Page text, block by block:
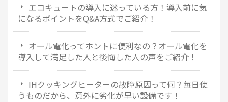
エコキュートの導入に迷っている方！導入前に気
になるポイントをQ&A方式でご紹介！
オール電化ってホントに便利なの？オール電化を
導入して満足した人と後悔した人の声をご紹介！
IHクッキングヒーターの故障原因って何？毎日使
うものだから、意外に劣化が早い設備です！